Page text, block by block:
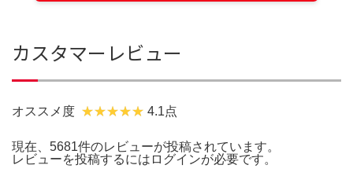
カスタマーレビュー
オススメ度 4.1点
現在、5681件のレビューが投稿されています。
レビューを投稿するには ログインが必要です。